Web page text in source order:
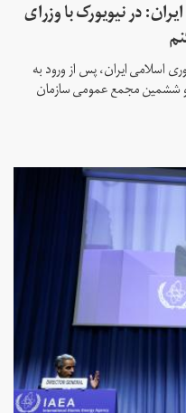
در نیویورک با وزرای
اسلامی ایران، پس از ورود به
ششمین مجمع عمومی سازمان